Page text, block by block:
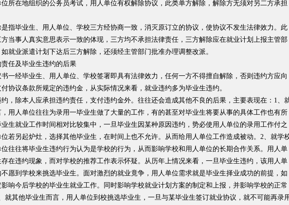
所在地组织的公务员考试，用人单位有权解除协议，此类单方解除，解除方无须对另二方承担
毕业生、用人单位、学校三方经协商一致，消灭原订立的协议，使协议不发生法律效力。此
当事人真实意思表示一致的体现，三方均不承担法律责任，三方解除应在就业计划上报主管部
就业派遣计划下达后三方解除，还须经主管部门批准办理调整改派。
及毕业生违约的后果
经毕业生、用人单位、学校签署即具有法律效力，任何一方不得擅自解除，否则违约方应向
协议条款所规定的违约金，从实际情况来看，就业违约多为毕业生违约。
除本人应承担违约责任，支付违约金外。往往还会造成其他不良的后果，主要表现在：1、
用人单位往往为录用一毕业生做了大量的工作，有的甚至对毕业生将要从事的具体工作也有所
生就业工作时间相对比较集中，一旦毕业生因某种原因违约，势必使用人单位的录用工作付之
若另起炉灶，选择其他毕业生，在时间上也不允许。从而给用人单位工作造成被动。2、就学
往往将毕业生违约行为认为是学校的行为，从而影响学校和用人单位的长期合作关系。用人单
在违约现象，而对学校的推荐工作表示怀疑。从历年上情况来看，一旦毕业生违约，该用人单
愿到学校来挑选毕业生。面对激烈的就业竟争，用人单位需求就是毕业生择业成功的前提，如
响今后学校的毕业生就业工作。同时影响学校就业计划方案的制定和上报，并影响学校的正常
就其他毕业生而言，用人单位到校挑选毕业生，一旦与某毕业生签订就业协议，就不可能再录